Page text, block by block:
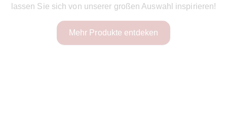
lassen Sie sich von unserer großen Auswahl inspirieren!
Mehr Produkte entdeken